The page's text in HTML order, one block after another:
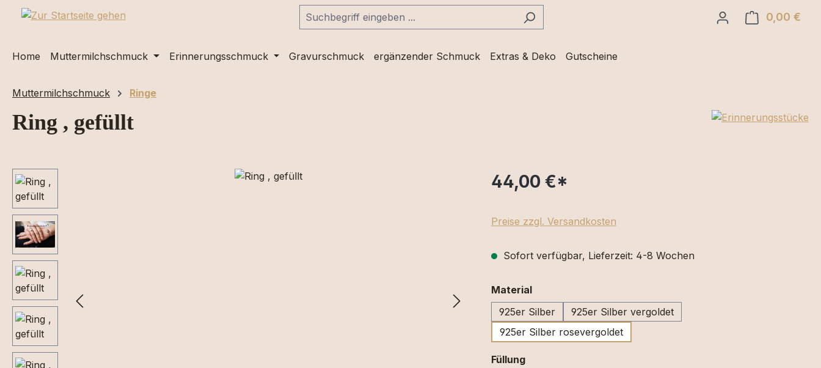
Hauptinhalt springen
Zur Suche springen
Zur Hauptnavigation springen 0,00 €
Home Muttermilchschmuck Erinnerungsschmuck Gravurschmuck ergänzender Schmuck Extras & Deko Gutscheine
Muttermilchschmuck Ringe
Ring , gefüllt
Bildergalerie überspringen 44,00 €*
Preise zzgl. Versandkosten
Sofort verfügbar, Lieferzeit: 4-8 Wochen
Materialauswählen
925er Silber
925er Silber vergoldet
925er Silber rosevergoldet
Füllungauswählen